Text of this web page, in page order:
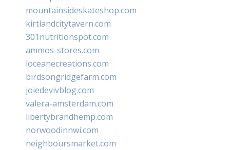
mountainsideskateshop.com
kirtlandcitytavern.com
301nutritionspot.com
ammos-stores.com
loceanecreations.com
birdsongridgefarm.com
joiedevivblog.com
valera-amsterdam.com
libertybrandhemp.com
norwoodinnwi.com
neighboursmarket.com